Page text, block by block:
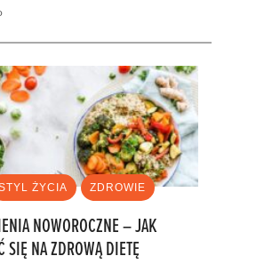
ŻYCIA ZDROWIE
NOWOROCZNE – JAK
SIĘ NA ZDROWĄ DIETĘ